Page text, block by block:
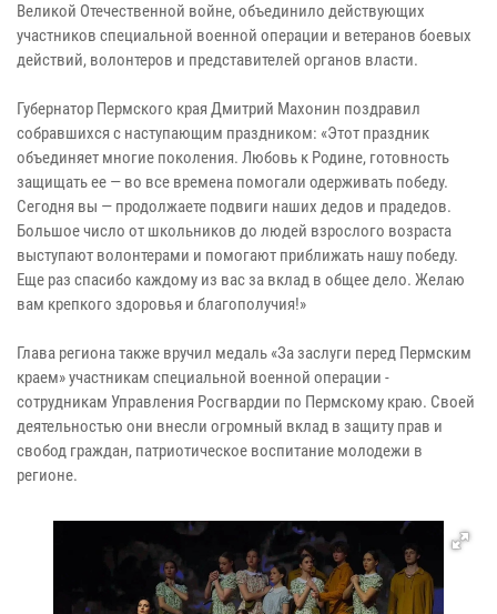
Великой Отечественной войне, объединило действующих
участников специальной военной операции и ветеранов боевых
действий, волонтеров и представителей органов власти.
Губернатор Пермского края Дмитрий Махонин поздравил
собравшихся с наступающим праздником: «Этот праздник
объединяет многие поколения. Любовь к Родине, готовность
защищать ее — во все времена помогали одерживать победу.
Сегодня вы — продолжаете подвиги наших дедов и прадедов.
Большое число от школьников до людей взрослого возраста
выступают волонтерами и помогают приближать нашу победу.
Еще раз спасибо каждому из вас за вклад в общее дело. Желаю
вам крепкого здоровья и благополучия!»
Глава региона также вручил медаль «За заслуги перед Пермским
краем» участникам специальной военной операции -
сотрудникам Управления Росгвардии по Пермскому краю. Своей
деятельностью они внесли огромный вклад в защиту прав и
свобод граждан, патриотическое воспитание молодежи в
регионе.